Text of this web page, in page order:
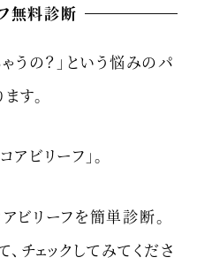
無料診断
うの？」という悩みのパ
す。
ビリーフ」。
ビリーフを簡単診断。
チェックしてみてくださ